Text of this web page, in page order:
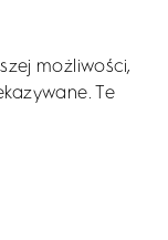
możliwości,
Te